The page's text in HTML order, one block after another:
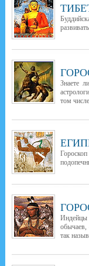
Знаете
том
обычаев,
так